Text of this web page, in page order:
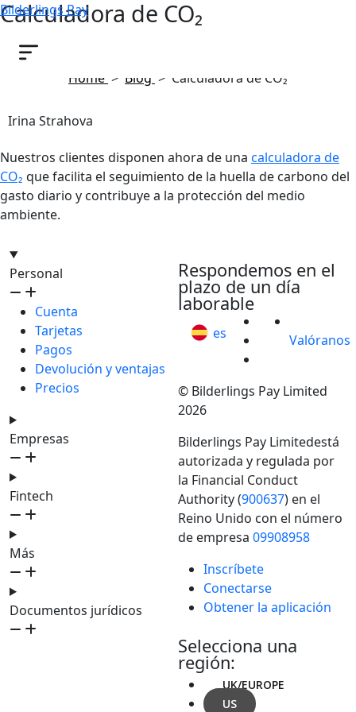
Bilderlings Pay
Calculadora de CO₂
octubre 10, 2024
Home > Blog > Calculadora de CO₂
Irina Strahova
Nuestros clientes disponen ahora de una calculadora de
CO₂ que facilita el seguimiento de la huella de carbono del
gasto diario y contribuye a la protección del medio
ambiente.
Personal
Cuenta
Tarjetas
Pagos
Devolución y ventajas
Precios
Empresas
Fintech
Más
Documentos jurídicos
Respondemos en el
plazo de un día
laborable
es Valóranos
© Bilderlings Pay Limited
2026
Bilderlings Pay Limitedestá
autorizada y regulada por
la Financial Conduct
Authority (900637) en el
Reino Unido con el número
de empresa 09908958
Inscríbete
Conectarse
Obtener la aplicación
Selecciona una
región:
UK/EUROPE
US